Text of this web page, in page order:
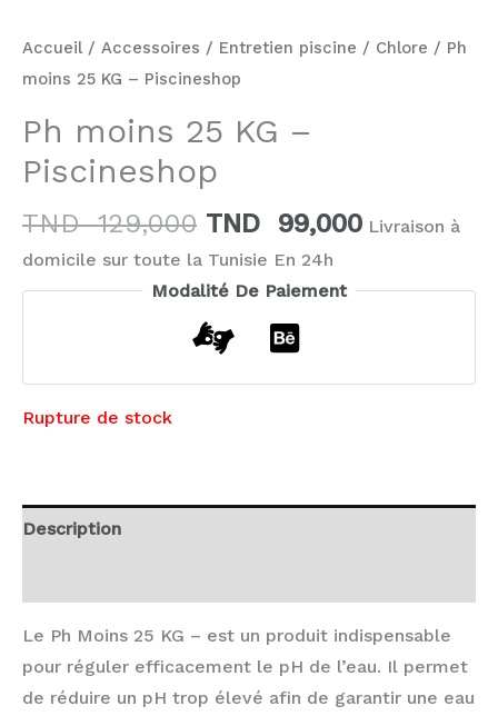
Accueil / Accessoires / Entretien piscine / Chlore / Ph
moins 25 KG – Piscineshop
Ph moins 25 KG –
Piscineshop
TND129,000 TND 99,000 Livraison à
domicile sur toute la Tunisie En 24h
Modalité De Paiement
Rupture de stock
Description
Le Ph Moins 25 KG – est un produit indispensable
pour réguler efficacement le pH de l’eau. Il permet
de réduire un pH trop élevé afin de garantir une eau